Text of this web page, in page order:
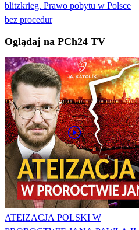
blitzkrieg. Prawo pobytu w Polsce
bez procedur
Oglądaj na PCh24 TV
ATEIZACJA POLSKI W